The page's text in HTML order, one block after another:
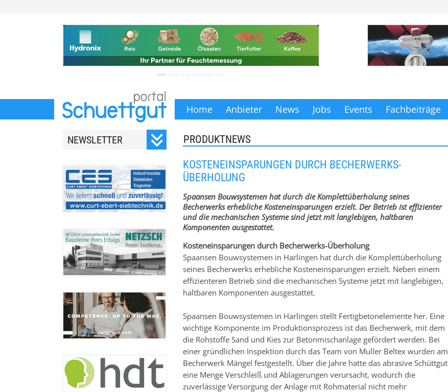
Home Anbieter News Jobs Events Fachbeiträge
NEWSLETTER
unseren monatlichen
Newsletter.
Ihre Adresse wird nicht an
Dritte weitergegeben.
Zu unserenDatenschutz-
Bestimmungen.
PRODUKTNEWS
KOSTENEINSPARUNGEN DURCH BECHERWERKS-
ÜBERHOLUNG
Spaansen Bouwsystemen hat durch die Komplettüberholung seines
Becherwerks erhebliche Kosteneinsparungen erzielt. Der Betrieb ist effizienter
und die mechanischen Systeme sind jetzt mit langlebigen, haltbaren
Komponenten ausgestattet.
Kosteneinsparungen durch Becherwerks-Überholung
Spaansen Bouwsystemen in Harlingen hat durch die Komplettüberholung
seines Becherwerks erhebliche Kosteneinsparungen erzielt. Neben einem
effizienteren Betrieb sind die mechanischen Systeme jetzt mit langlebigen,
haltbaren Komponenten ausgestattet.
Spaansen Bouwsystemen in Harlingen stellt Fertigbetonelemente her. Eine
wichtige Komponente im Produktionsprozess ist das Becherwerk, mit dem
die Rohstoffe Sand und Kies zur Betonmischanlage gefördert werden. Bei
einer gründlichen Inspektion durch das Team von Muller Beltex wurden am
Becherwerk Mängel festgestellt. Über die Jahre hatte das abrasive Schüttgut
eine Menge Verschleiß und Ablagerungen verursacht, wodurch die
zuverlässige Versorgung der Anlage mit Rohmaterial nicht mehr